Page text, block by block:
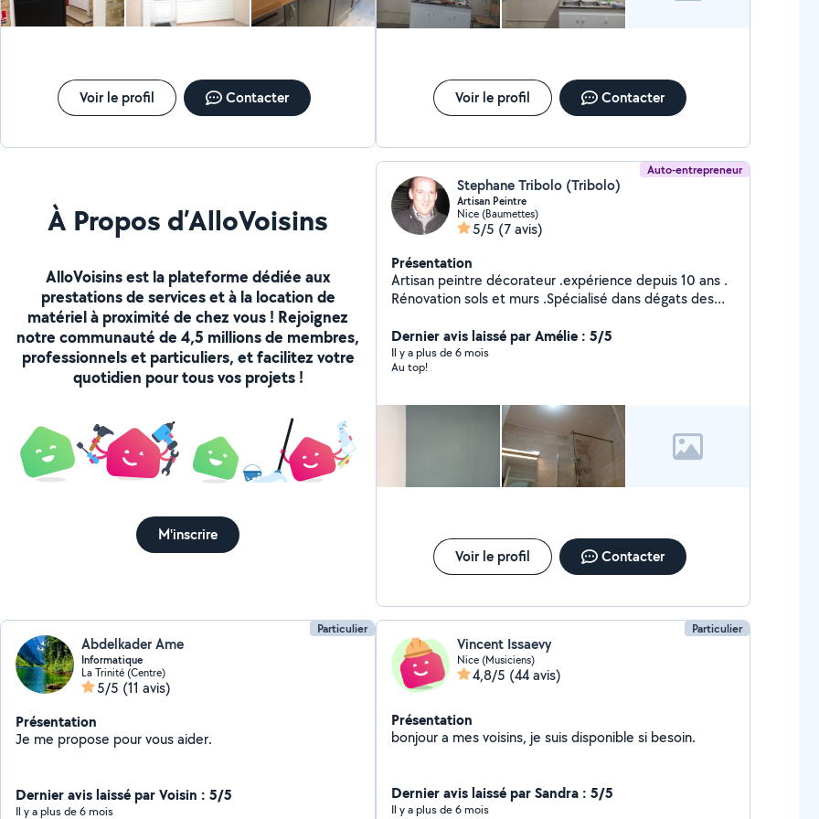
Voir le profil Contacter Voir le profil Contacter
À Propos d’AlloVoisins
AlloVoisins est la plateforme dédiée aux
prestations de services et à la location de
matériel à proximité de chez vous ! Rejoignez
notre communauté de 4,5 millions de membres,
professionnels et particuliers, et facilitez votre
quotidien pour tous vos projets !
M'inscrire
Auto-entrepreneur
Stephane Tribolo (Tribolo)
Artisan Peintre
Nice (Baumettes)
5/5 (7 avis)
Présentation
Artisan peintre décorateur .expérience depuis 10 ans .
Rénovation sols et murs .Spécialisé dans dégats des
/petits travaux bricolage ,agencement.
Dernier avis laissé par Amélie : 5/5
Il y a plus de 6 mois
Au top!
Voir le profil Contacter
Particulier
Abdelkader Ame
Informatique
La Trinité (Centre)
5/5 (11 avis)
Présentation
Je me propose pour vous aider.
Dernier avis laissé par Voisin : 5/5
Il y a plus de 6 mois
Particulier
Vincent Issaevy
Nice (Musiciens)
4,8/5 (44 avis)
Présentation
bonjour a mes voisins, je suis disponible si besoin.
Dernier avis laissé par Sandra : 5/5
Il y a plus de 6 mois